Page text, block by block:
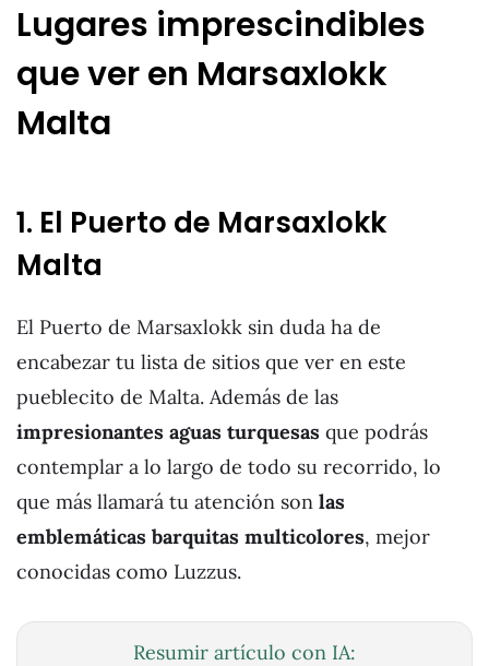
Lugares imprescindibles
que ver en Marsaxlokk
Malta
1. El Puerto de Marsaxlokk
Malta
El Puerto de Marsaxlokk sin duda ha de
encabezar tu lista de sitios que ver en este
pueblecito de Malta. Además de las
impresionantes aguas turquesas que podrás
contemplar a lo largo de todo su recorrido, lo
que más llamará tu atención son las
emblemáticas barquitas multicolores, mejor
conocidas como Luzzus.
Resumir artículo con IA: